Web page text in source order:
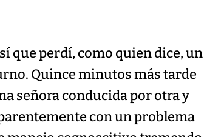
que perdí, como quien dice, un
Quince minutos más tarde
señora conducida por otra y
con un problema